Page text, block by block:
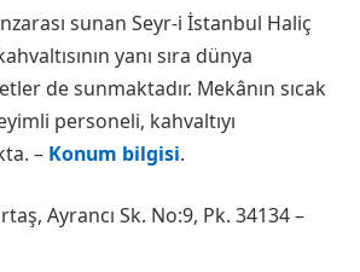
sunan Seyr-i İstanbul Haliç
yanı sıra dünya
de sunmaktadır. Mekânın sıcak
personeli, kahvaltıyı
– Konum bilgisi.
Ayrancı Sk. No:9, Pk. 34134 –